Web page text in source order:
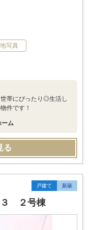
写真
帯にぴったり◎生活し
件です！
ーム
る
戸建て 新築
３ ２号棟